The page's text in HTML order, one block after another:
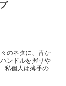
のネタに、昔か
ンドルを握りや
私個人は薄手のも